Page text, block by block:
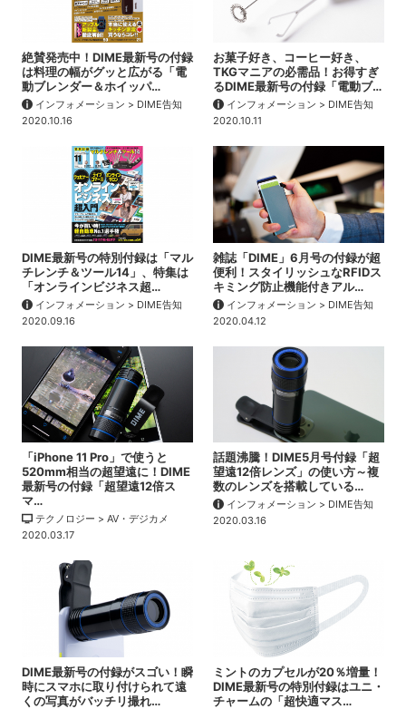
絶賛発売中！DIME最新号の付録
は料理の幅がグッと広がる「電
動ブレンダー＆ホイッパ…
インフォメーション > DIME告知
2020.10.16
お菓子好き、コーヒー好き、
TKGマニアの必需品！お得すぎ
るDIME最新号の付録「電動ブ…
インフォメーション > DIME告知
2020.10.11
DIME最新号の特別付録は「マル
チレンチ＆ツール14」、特集は
「オンラインビジネス超…
インフォメーション > DIME告知
2020.09.16
雑誌「DIME」6月号の付録が超
便利！スタイリッシュなRFIDス
キミング防止機能付きアル…
インフォメーション > DIME告知
2020.04.12
「iPhone 11 Pro」で使うと
520mm相当の超望遠に！DIME
最新号の付録「超望遠12倍ス
マ…
テクノロジー > AV・デジカメ
2020.03.17
話題沸騰！DIME5月号付録「超
望遠12倍レンズ」の使い方～複
数のレンズを搭載している…
インフォメーション > DIME告知
2020.03.16
DIME最新号の付録がスゴい！瞬
時にスマホに取り付けられて遠
くの写真がバッチリ撮れ…
ミントのカプセルが20％増量！
DIME最新号の特別付録はユニ・
チャームの「超快適マス…